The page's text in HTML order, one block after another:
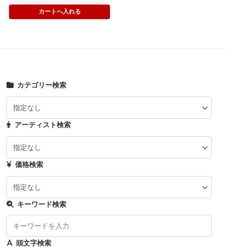
カテゴリー検索
アーティスト検索
価格検索
キーワード検索
頭文字検索